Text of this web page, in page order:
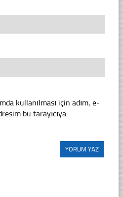
kullanılması için adım, e-
bu tarayıcıya